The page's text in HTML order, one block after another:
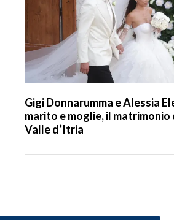
Gigi Donnarumma e Alessia
marito e moglie, il matrimonio
Valle d’Itria